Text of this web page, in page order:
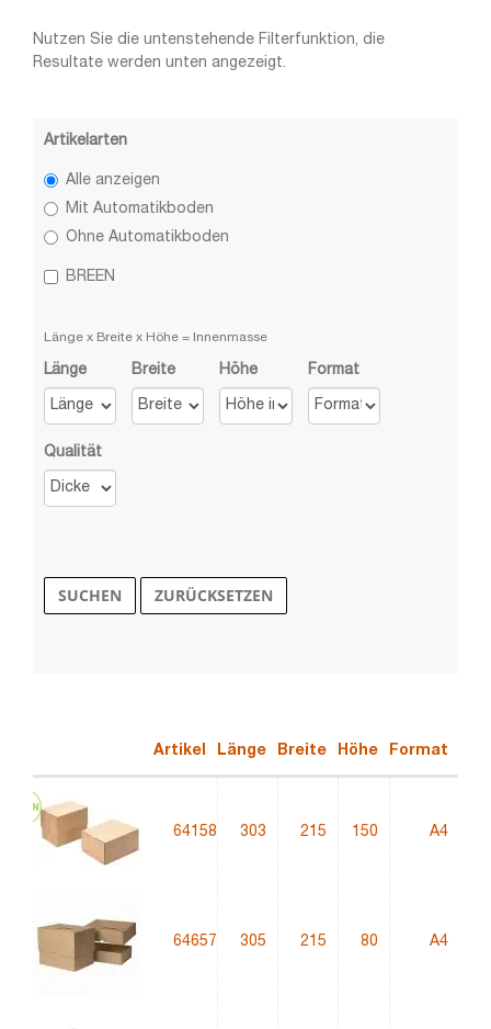
Nutzen Sie die untenstehende Filterfunktion, die
Resultate werden unten angezeigt.
Artikelarten
Alle anzeigen
Mit Automatikboden
Ohne Automatikboden
BREEN
Länge x Breite x Höhe = Innenmasse
Länge Breite Höhe Format
Qualität
SUCHEN ZURÜCKSETZEN
Artikel Länge Breite Höhe Format
64158 303 215 150 A4
64657 305 215 80 A4